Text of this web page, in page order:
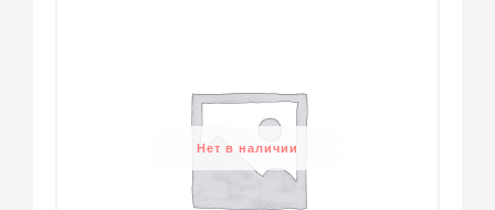
Нет в наличии